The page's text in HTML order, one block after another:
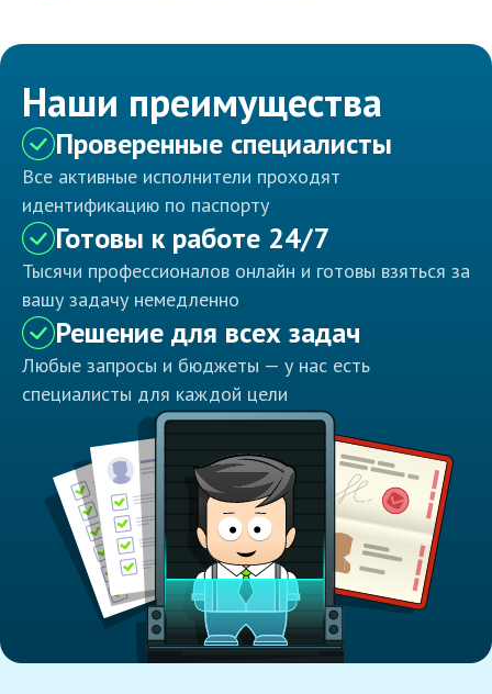
Наши преимущества
Проверенные специалисты
Все активные исполнители проходят
идентификацию по паспорту
Готовы к работе 24/7
Тысячи профессионалов онлайн и готовы взяться за
вашу задачу немедленно
Решение для всех задач
Любые запросы и бюджеты — у нас есть
специалисты для каждой цели